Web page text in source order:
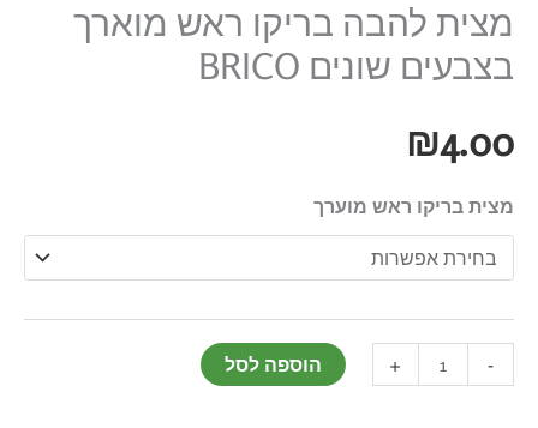
מצית להבה בריקו ראש מוארך
בצבעים שונים BRICO
₪4.00
מצית בריקו ראש מוערך
-
+ הוספה לסל